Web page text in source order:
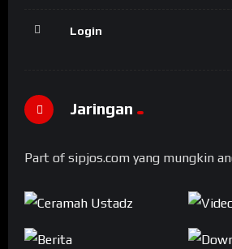
Login
Jaringan
Part of sipjos.com yang mungkin